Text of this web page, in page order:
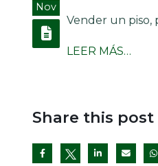
Nov
Vender un piso,
LEER MÁS…
Share this post